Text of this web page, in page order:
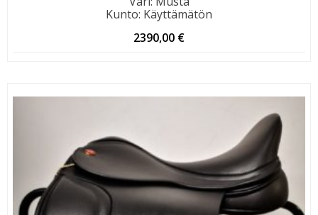
Kunto: Käyttämätön
2390,00 €